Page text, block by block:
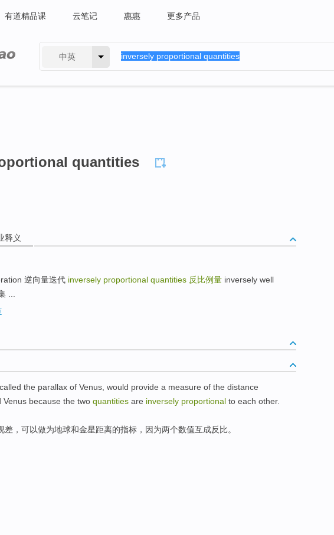
有道精品课 云笔记 惠惠 更多产品
中英
quantities
释义
逆向量迭代 inversely proportional quantities 反比例量 inversely well
...
called the parallax of Venus would provide a measure of the distance
Venus because the two quantities are inversely proportional to each other.
差 ， 可以做为地球和金星距离的指标， 因为两个数值互成反比。